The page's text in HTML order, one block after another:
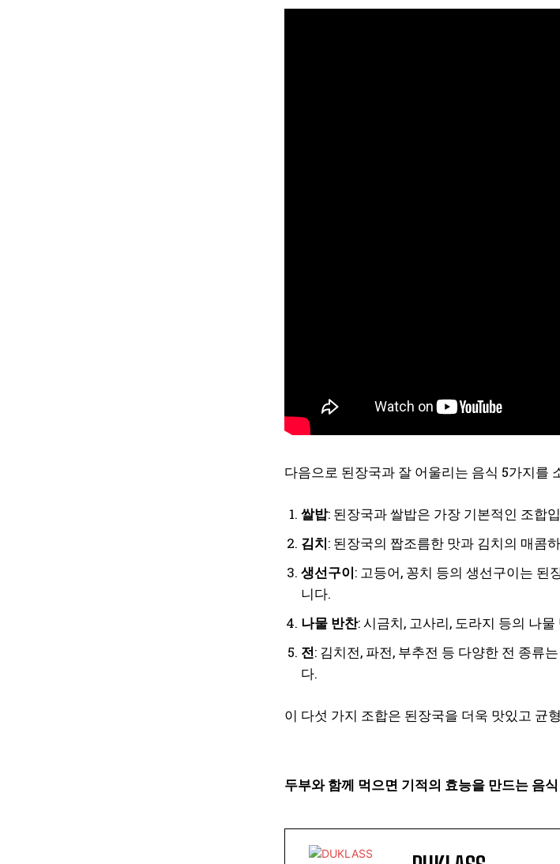
다음으로 된장국과 잘 어울리는 음식 5가지를
쌀밥: 된장국과 쌀밥은 가장 기본적인 조합
김치: 된장국의 짭조름한 맛과 김치의 매콤
생선구이: 고등어, 꽁치 등의 생선구이는 된
니다.
나물 반찬: 시금치, 고사리, 도라지 등의 나
전: 김치전, 파전, 부추전 등 다양한 전 종류
다.
이 다섯 가지 조합은 된장국을 더욱 맛있고 균
두부와 함께 먹으면 기적의 효능을 만드는 음